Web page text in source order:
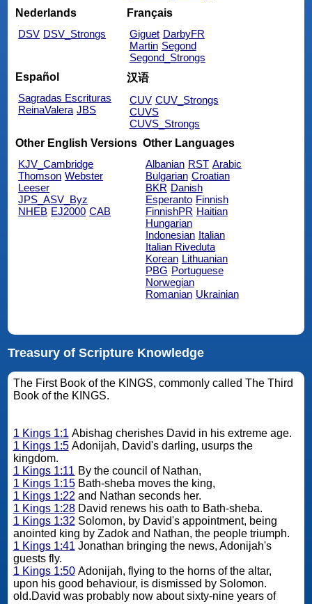
Nederlands
DSV DSV_Strongs
Français
Giguet DarbyFR
Martin Segond
Segond_Strongs
Español
Sagradas Escrituras
ReinaValera JBS
汉语
CUV CUV_Strongs
CUVS
CUVS_Strongs
Other English Versions
KJV_Cambridge
Thomson Webster
Leeser
JPS_ASV_Byz
NHEB EJ2000 CAB
Other Languages
Albanian RST Arabic
Bulgarian Croatian
BKR Danish
Esperanto Finnish
FinnishPR Haitian
Hungarian
Indonesian Italian
Italian Riveduta
Korean Lithuanian
PBG Portuguese
Norwegian
Romanian Ukrainian
Treasury of Scripture Knowledge
The First Book of the KINGS, commonly called The Third
Book of the KINGS.
1 Kings 1:1 Abishag cherishes David in his extreme age.
1 Kings 1:5Adonijah, David's darling, usurps the
kingdom.
1 Kings 1:11 By the council of Nathan,
1 Kings 1:15 Bath-sheba moves the king,
1 Kings 1:22 and Nathan seconds her.
1 Kings 1:28 David renews his oath to Bath-sheba.
1 Kings 1:32
anointed king by Zadok and Nathan, the people triumph.
1 Kings 1:41
guests fly.
1 Kings 1:50Adonijah, flying to the horns of the altar,
upon his good behaviour, is dismissed by Solomon.
old.David was probably now about sixty-nine years of